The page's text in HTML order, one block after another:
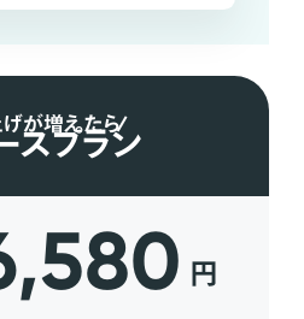
が増えたら
スプラン
円